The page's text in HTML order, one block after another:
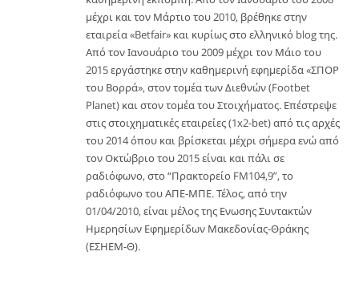
μέχρι και τον Μάρτιο του 2010, βρέθηκε στην
εταιρεία «Betfair» και κυρίως στο ελληνικό blog της.
Από τον Ιανουάριο του 2009 μέχρι τον Μάιο του
2015 εργάστηκε στην καθημερινή εφημερίδα «ΣΠΟΡ
του Βορρά», στον τομέα των Διεθνών (Footbet
Planet) και στον τομέα του Στοιχήματος. Επέστρεψε
στις στοιχηματικές εταιρείες (1x2-bet) από τις αρχές
του 2014 όπου και βρίσκεται μέχρι σήμερα ενώ από
τον Οκτώβριο του 2015 είναι και πάλι σε
ραδιόφωνο, στο “Πρακτορείο FM104,9”, το
ραδιόφωνο του ΑΠΕ-ΜΠΕ. Τέλος, από την
01/04/2010, είναι μέλος της Ενωσης Συντακτών
Ημερησίων Εφημερίδων Μακεδονίας-Θράκης
(ΕΣΗΕΜ-Θ).